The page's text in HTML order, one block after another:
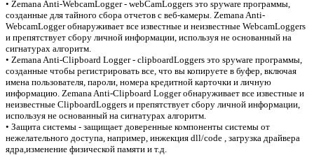
• Zemana Anti-WebcamLogger - webCamLoggers это spyware программы,
созданные для тайного сбора отчетов с веб-камеры. Zemana Anti-
WebcamLogger обнаруживает все известные и неизвестные WebcamLoggers
и препятствует сбору личной информации, используя не основанный на
сигнатурах алгоритм.
• Zemana Anti-Clipboard Logger - clipboardLoggers это spyware программы,
созданные чтобы регистрировать все, что вы копируете в буфер, включая
имена пользователя, пароли, номера кредитной карточки и личную
информацию. Zemana Anti-Clipboard Logger обнаруживает все известные и
неизвестные ClipboardLoggers и препятствует сбору личной информации,
используя не основанный на сигнатурах алгоритм.
• Защита системы - защищает доверенные компоненты системы от
нежелательного доступа, например, инжекция dll/code , загрузка драйвера
ядра,изменение физической памяти и т.д.